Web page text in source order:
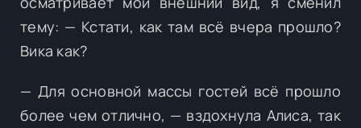
тему: — Кстати, как там всё вчера прошло?
Вика как?
— Для основной массы гостей всё прошло
более чем отлично, — вздохнула Алиса, так